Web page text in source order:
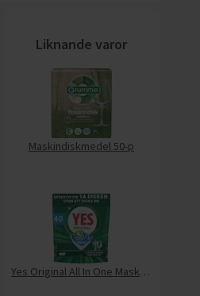
Liknande varor
Maskindiskmedel 50-p
Yes Original All In One Maskindiskmedel 40-p